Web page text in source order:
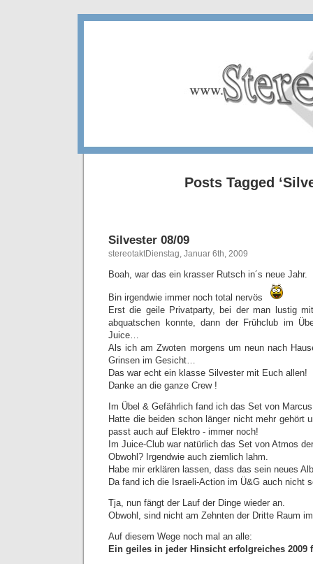
Posts Tagged
Silvester 08/09
stereotaktDienstag, Januar 6th, 2009
Boah, war das ein krasser Rutsch in´s neue Jahr.
Bin irgendwie immer noch total nervös
Erst die geile Privatparty, bei der man lustig
abquatschen konnte, dann der Frühclub im
Juice…
Als ich am Zwoten morgens um neun nach
Grinsen im Gesicht…
Das war echt ein klasse Silvester mit Euch allen!
Danke an die ganze Crew !
Im Übel & Gefährlich fand ich das Set von
Hatte die beiden schon länger nicht mehr gehört
passt auch auf Elektro - immer noch!
Im Juice-Club war natürlich das Set von Atmos
Obwohl? Irgendwie auch ziemlich lahm.
Habe mir erklären lassen, dass das sein neues
Da fand ich die Israeli-Action im Ü&G auch nicht
Tja, nun fängt der Lauf der Dinge wieder an.
Obwohl, sind nicht am Zehnten der Dritte Raum
Auf diesem Wege noch mal an alle:
Ein geiles in jeder Hinsicht erfolgreiches 2009